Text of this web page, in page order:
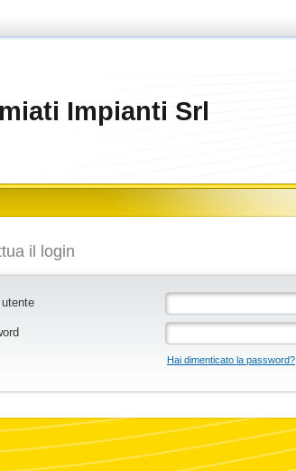
Impianti Srl
il login
Hai dimenticato la password?